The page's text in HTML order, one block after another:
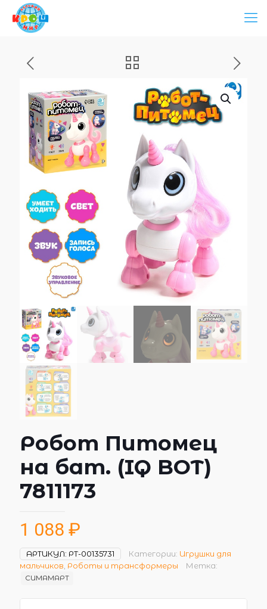
Робот Питомец
на бат. (IQ BOT)
7811173
1 088 ₽
АРТИКУЛ: РТ-00135731 Категории: Игрушки для
мальчиков Роботы и трансформеры Метка:
СИМАМАРТ